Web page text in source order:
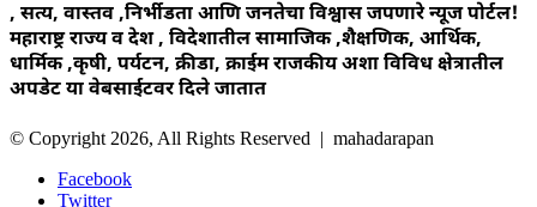
, सत्य, वास्तव ,निर्भीडता आणि जनतेचा विश्वास जपणारे न्यूज पोर्टल!
महाराष्ट्र राज्य व देश , विदेशातील सामाजिक ,शैक्षणिक, आर्थिक,
धार्मिक ,कृषी, पर्यटन, क्रीडा, क्राईम राजकीय अशा विविध क्षेत्रातील
अपडेट या वेबसाईटवर दिले जातात
© Copyright 2026, All Rights Reserved | mahadarapan
Facebook
Twitter